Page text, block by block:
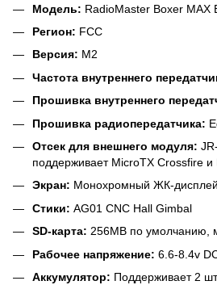
Модель: RadioMaster Boxer MAX
Регион: FCC
Версия: M2
Частота внутреннего
Прошивка внутреннего
Прошивка радиопередатчика:
Отсек для внешнего модуля:
поддерживает MicroTX Crossfire и
Экран: Монохромный ЖК-
Стики: AG01 CNC Hall Gimbal
SD-карта: 256MB по умолчанию,
Рабочее напряжение: 6.6-8.4v
Аккумулятор: Поддерживает 2